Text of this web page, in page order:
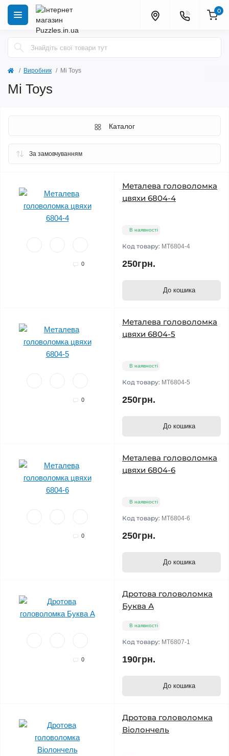
0
Виробник Mi Toys
Mi Toys
Каталог
0
Металева головоломка
цвяхи 6804-4
В наявності
Код товару: MT6804-4
250грн.
До кошика
0
Металева головоломка
цвяхи 6804-5
В наявності
Код товару: MT6804-5
250грн.
До кошика
0
Металева головоломка
цвяхи 6804-6
В наявності
Код товару: MT6804-6
250грн.
До кошика
0
Дротова головоломка
Буква А
В наявності
Код товару: MT6807-1
190грн.
До кошика
Дротова головоломка
Віолончель